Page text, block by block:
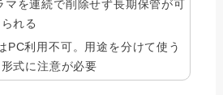
マを連続で削除せず長期保管が可
れる
PC利用不可。用途を分けて使う
式に注意が必要